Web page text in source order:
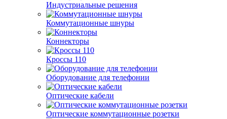
Индустриальные решения
Коммутационные шнуры
Коннекторы
Кроссы 110
Оборудование для телефонии
Оптические кабели
Оптические коммутационные розетки